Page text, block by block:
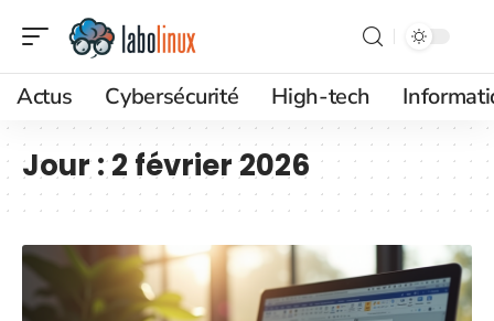
Actus Cybersécurité High-tech
Jour :2 février 2026